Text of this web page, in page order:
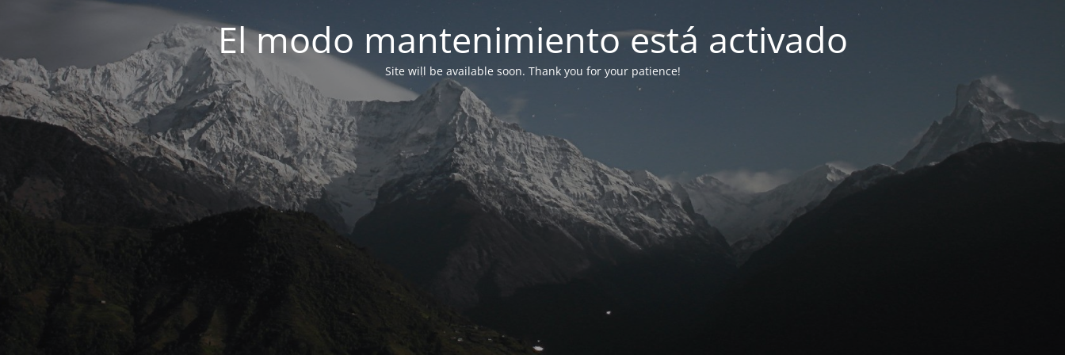
El modo mantenimiento está activado
Site will be available soon. Thank you for your patience!